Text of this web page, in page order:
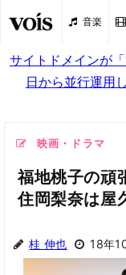
音楽
サイトドメインが
日から並行運用
映画・ドラマ
福地桃子の頑
住岡梨奈は屋
桂 伸也 18年